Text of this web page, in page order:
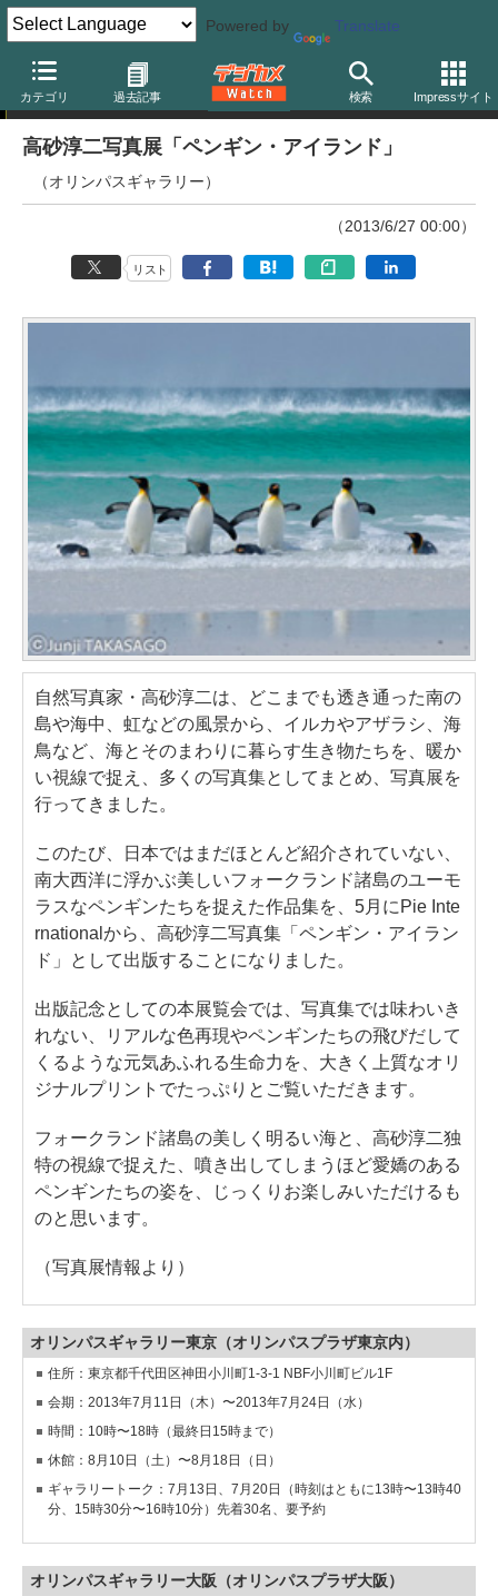
Powered by Translate
カテゴリ 過去記事 検索 Impressサイト
ニュース
高砂淳二写真展「ペンギン・アイランド」
（オリンパスギャラリー）
（2013/6/27 00:00）
リスト
自然写真家・高砂淳二は、どこまでも透き通った南の
島や海中、虹などの風景から、イルカやアザラシ、海
鳥など、海とそのまわりに暮らす生き物たちを、暖か
い視線で捉え、多くの写真集としてまとめ、写真展を
行ってきました。
このたび、日本ではまだほとんど紹介されていない、
南大西洋に浮かぶ美しいフォークランド諸島のユーモ
ラスなペンギンたちを捉えた作品集を、5月にPie Inte
rnationalから、高砂淳二写真集「ペンギン・アイラン
ド」として出版することになりました。
出版記念としての本展覧会では、写真集では味わいき
れない、リアルな色再現やペンギンたちの飛びだして
くるような元気あふれる生命力を、大きく上質なオリ
ジナルプリントでたっぷりとご覧いただきます。
フォークランド諸島の美しく明るい海と、高砂淳二独
特の視線で捉えた、噴き出してしまうほど愛嬌のある
ペンギンたちの姿を、じっくりお楽しみいただけるも
のと思います。
（写真展情報より）
オリンパスギャラリー東京（オリンパスプラザ東京内）
住所：東京都千代田区神田小川町1-3-1 NBF小川町ビル1F
会期：2013年7月11日（木）〜2013年7月24日（水）
時間：10時〜18時（最終日15時まで）
休館：8月10日（土）〜8月18日（日）
ギャラリートーク：7月13日、7月20日（時刻はともに13時〜13時40
分、15時30分〜16時10分）先着30名、要予約
オリンパスギャラリー大阪（オリンパスプラザ大阪）